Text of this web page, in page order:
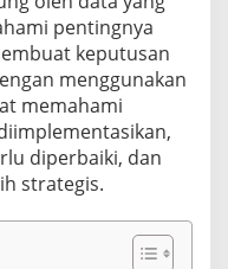
pentingnya
keputusan
menggunakan
memahami
diperbaiki, dan
strategis.